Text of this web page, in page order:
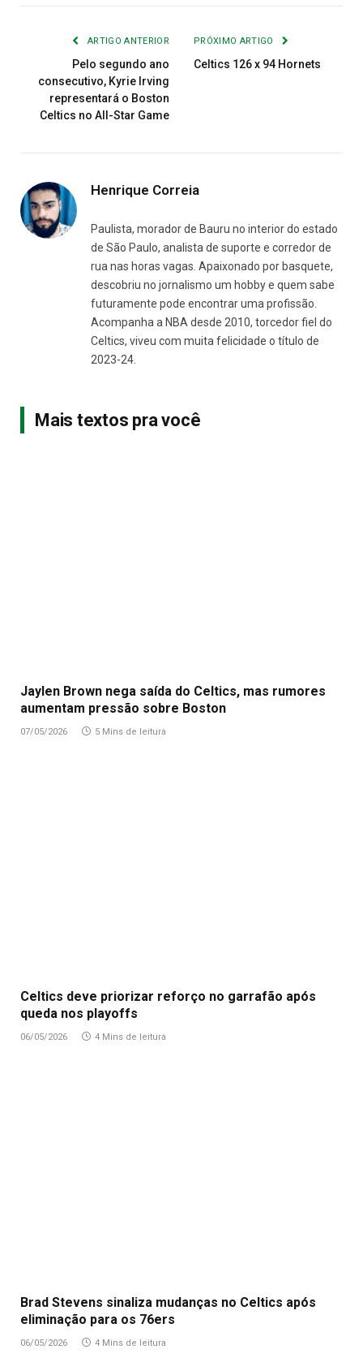
ARTIGO ANTERIOR
Pelo segundo ano
consecutivo, Kyrie Irving
representará o Boston
Celtics no All-Star Game
PRÓXIMO ARTIGO
Celtics 126 x 94 Hornets
Henrique Correia
Paulista, morador de Bauru no interior do estado
de São Paulo, analista de suporte e corredor de
rua nas horas vagas. Apaixonado por basquete,
descobriu no jornalismo um hobby e quem sabe
futuramente pode encontrar uma profissão.
Acompanha a NBA desde 2010, torcedor fiel do
Celtics, viveu com muita felicidade o título de
2023-24.
Mais textos pra você
Jaylen Brown nega saída do Celtics, mas rumores
aumentam pressão sobre Boston
07/05/2026 5 Mins de leitura
Celtics deve priorizar reforço no garrafão após
queda nos playoffs
06/05/2026 4 Mins de leitura
Brad Stevens sinaliza mudanças no Celtics após
eliminação para os 76ers
06/05/2026 4 Mins de leitura